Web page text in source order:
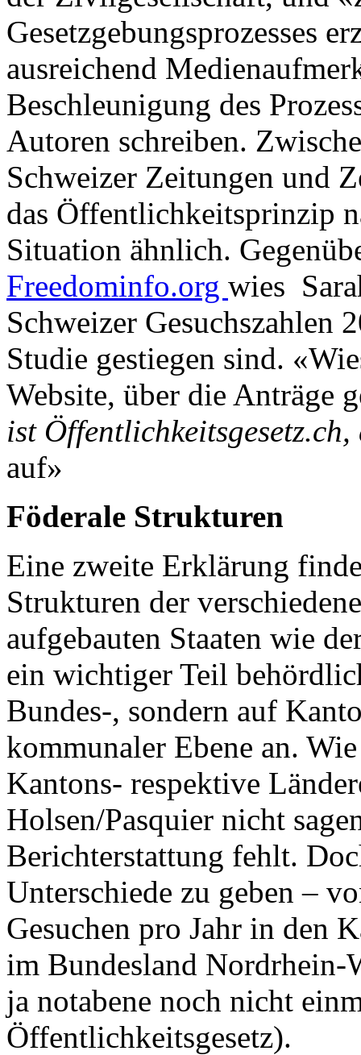
Gesetzgebungsprozesses
ausreichend
Beschleunigung des
Autoren schreiben.
Schweizer Zeitungen und
das Öffentlichkeitsprinzip
Situation ähnlich.
Freedominfo.org wies
Schweizer Gesuchszahlen
Studie gestiegen sind.
Website, über die Anträge
ist Öffentlichkeitsgesetz.ch,
auf»
Föderale Strukturen
Eine zweite Erklärung
Strukturen der
aufgebauten Staaten wie
ein wichtiger Teil
Bundes-, sondern auf
kommunaler Ebene an.
Kantons- respektive
Holsen/Pasquier nicht
Berichterstattung fehlt.
Unterschiede zu geben –
Gesuchen pro Jahr in den
im Bundesland Nordrhein-
ja notabene noch nicht
Öffentlichkeitsgesetz).